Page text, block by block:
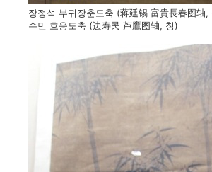
장정석 부귀장춘도축 (蒋廷锡 富貴長春图轴
수민 호응도축 (边寿民 芦鷹图轴, 청)